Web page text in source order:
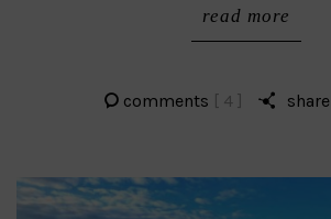
read more
comments [ 4 ] share